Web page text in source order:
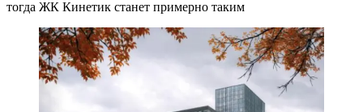
тогда ЖК Кинетик станет примерно таким